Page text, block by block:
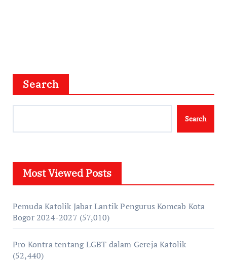
Search
Search
Most Viewed Posts
Pemuda Katolik Jabar Lantik Pengurus Komcab Kota
Bogor 2024-2027 (57,010)
Pro Kontra tentang LGBT dalam Gereja Katolik
(52,440)